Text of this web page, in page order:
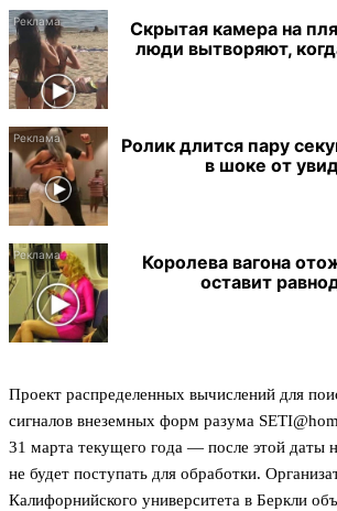
Скрытая камера на
люди вытворяют,
Ролик длится пару
в шоке от
Королева вагона
оставит
Проект распределенных вычислений для
сигналов внеземных форм разума
31 марта текущего года — после этой даты
не будет поступать для обработки.
Калифорнийского университета в Беркли